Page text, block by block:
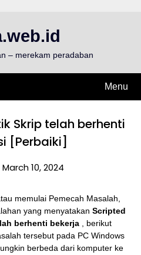
– merekam peradaban
Menu
Skrip telah berhenti
[Perbaiki]
10, 2024
memulai Pemecah Masalah,
yang menyatakan Scripted
berhenti bekerja
, berikut
tersebut pada PC Windows
berbeda dari komputer ke